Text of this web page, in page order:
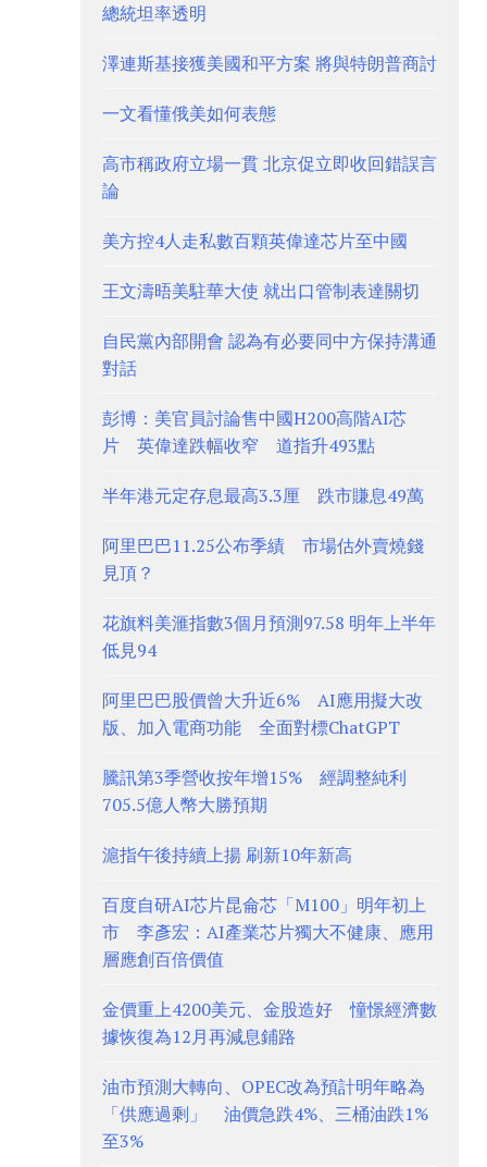
總統坦率透明
澤連斯基接獲美國和平方案 將與特朗普商討
一文看懂俄美如何表態
高市稱政府立場一貫 北京促立即收回錯誤言
論
美方控4人走私數百顆英偉達芯片至中國
王文濤晤美駐華大使 就出口管制表達關切
自民黨內部開會 認為有必要同中方保持溝通
對話
彭博：美官員討論售中國H200高階AI芯
片 英偉達跌幅收窄 道指升493點
半年港元定存息最高3.3厘 跌市賺息49萬
阿里巴巴11.25公布季績 市場估外賣燒錢
見頂？
花旗料美滙指數3個月預測97.58 明年上半年
低見94
阿里巴巴股價曾大升近6% AI應用擬大改
版、加入電商功能 全面對標ChatGPT
騰訊第3季營收按年增15% 經調整純利
705.5億人幣大勝預期
滬指午後持續上揚 刷新10年新高
百度自研AI芯片昆侖芯「M100」明年初上
市 李彥宏：AI產業芯片獨大不健康、應用
層應創百倍價值
金價重上4200美元、金股造好 憧憬經濟數
據恢復為12月再減息鋪路
油市預測大轉向、OPEC改為預計明年略為
「供應過剩」 油價急跌4%、三桶油跌1%
至3%